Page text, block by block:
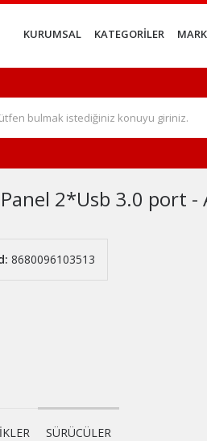
KURUMSAL KATEGORİLER
2*Usb 3.0 port
8680096103513
SÜRÜCÜLER